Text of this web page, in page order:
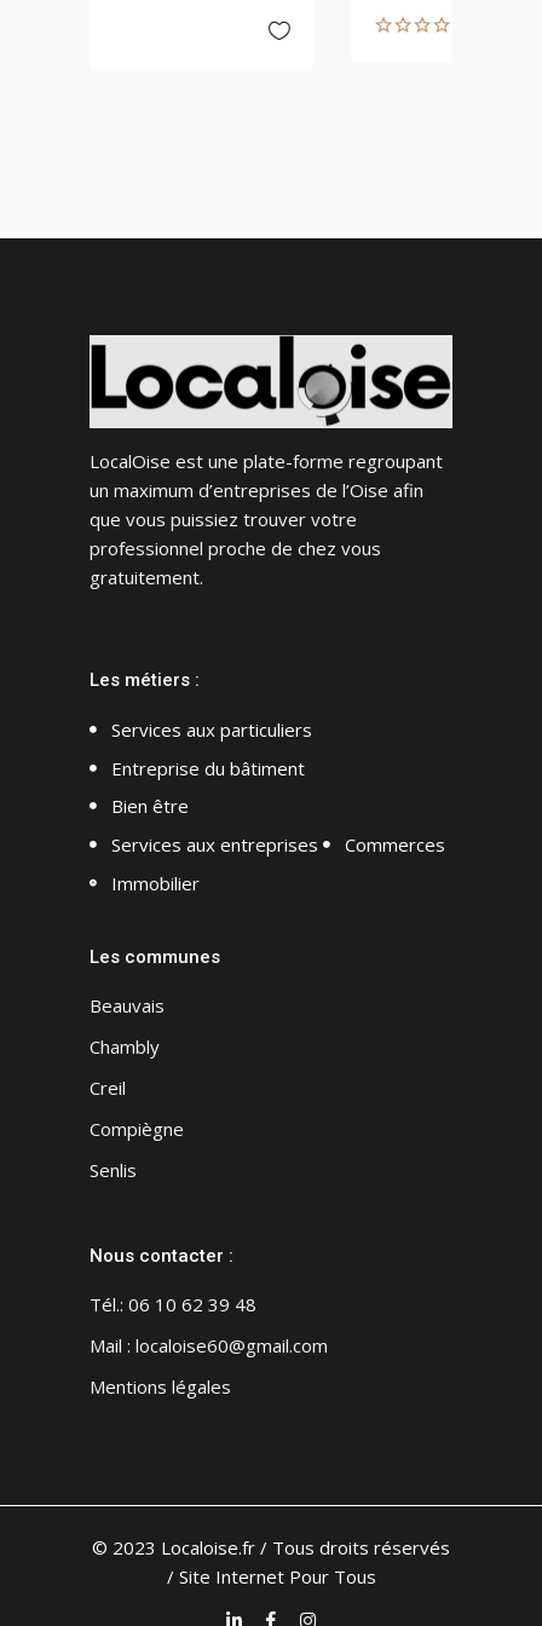
LocalOise est une plate-forme regroupant
un maximum d’entreprises de l’Oise afin
que vous puissiez trouver votre
professionnel proche de chez vous
gratuitement.
Les métiers :
Services aux particuliers
Entreprise du bâtiment
Bien être
Services aux entreprises
Commerces
Immobilier
Les communes
Beauvais
Chambly
Creil
Compiègne
Senlis
Nous contacter :
Tél.: 06 10 62 39 48
Mail : localoise60@gmail.com
Mentions légales
© 2023 Localoise.fr / Tous droits réservés
/ Site Internet Pour Tous